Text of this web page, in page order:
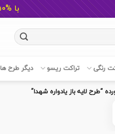
با %50 تخفیف اشتراک بخر
رنگی تراکت ریسو دیگر طرح ها
“طرح لایه باز یادواره شهدا”